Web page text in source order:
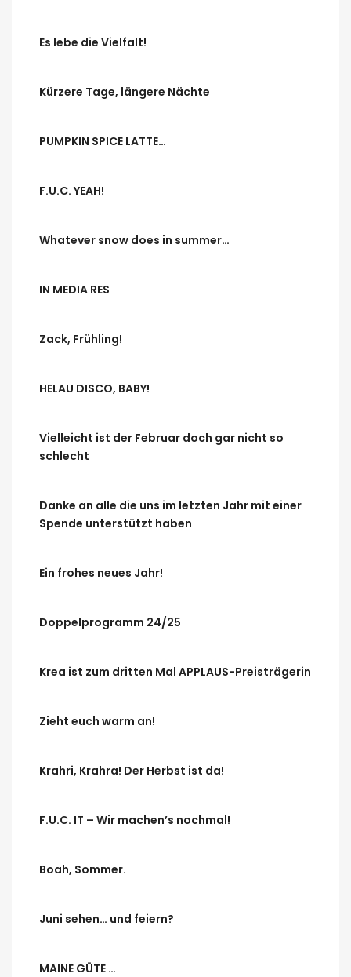
Es lebe die Vielfalt!
Kürzere Tage, längere Nächte
PUMPKIN SPICE LATTE…
F.U.C. YEAH!
Whatever snow does in summer…
IN MEDIA RES
Zack, Frühling!
HELAU DISCO, BABY!
Vielleicht ist der Februar doch gar nicht so
schlecht
Danke an alle die uns im letzten Jahr mit einer
Spende unterstützt haben
Ein frohes neues Jahr!
Doppelprogramm 24/25
Krea ist zum dritten Mal APPLAUS-Preisträgerin
Zieht euch warm an!
Krahri, Krahra! Der Herbst ist da!
F.U.C. IT – Wir machen’s nochmal!
Boah, Sommer.
Juni sehen… und feiern?
MAINE GÜTE …